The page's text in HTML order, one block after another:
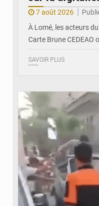
7 août 2026
À Lomé, les acteurs
Carte Brune CEDEAO
SAVOIR PLUS